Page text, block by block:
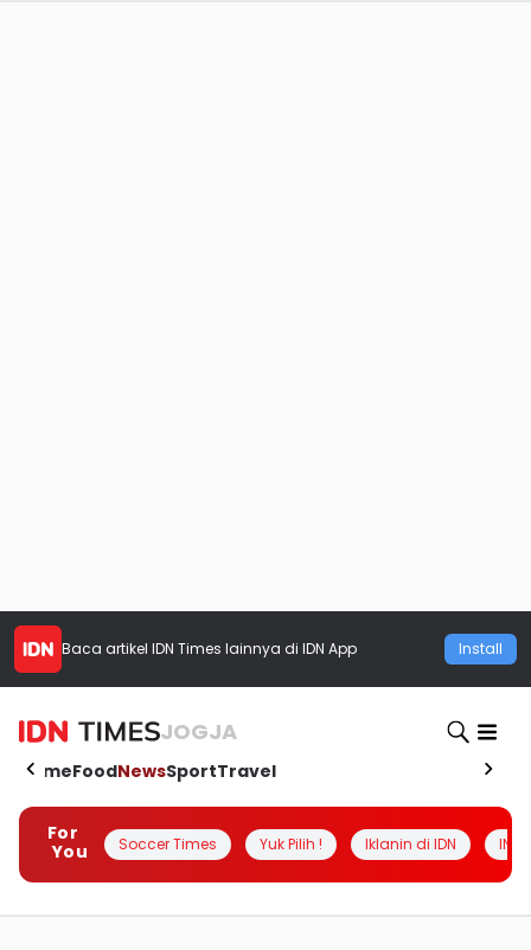
Baca artikel IDN Times lainnya di IDN App Install
JOGJA
HomeFoodNewsSportTravel
For
You
Soccer Times Yuk Pilih ! Iklanin di IDN